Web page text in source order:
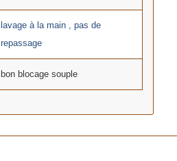
lavage à la main , pas de
repassage
bon blocage souple